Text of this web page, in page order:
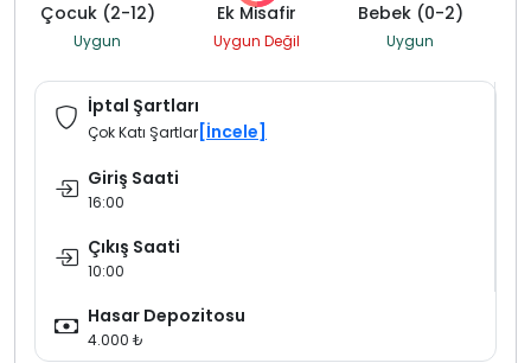
Çocuk (2-12)
Uygun
Ek Misafir
Uygun Değil
Bebek (0-2)
Uygun
İptal Şartları
Çok Katı Şartlar [İncele]
Giriş Saati
16:00
Çıkış Saati
10:00
Hasar Depozitosu
4.000 ₺